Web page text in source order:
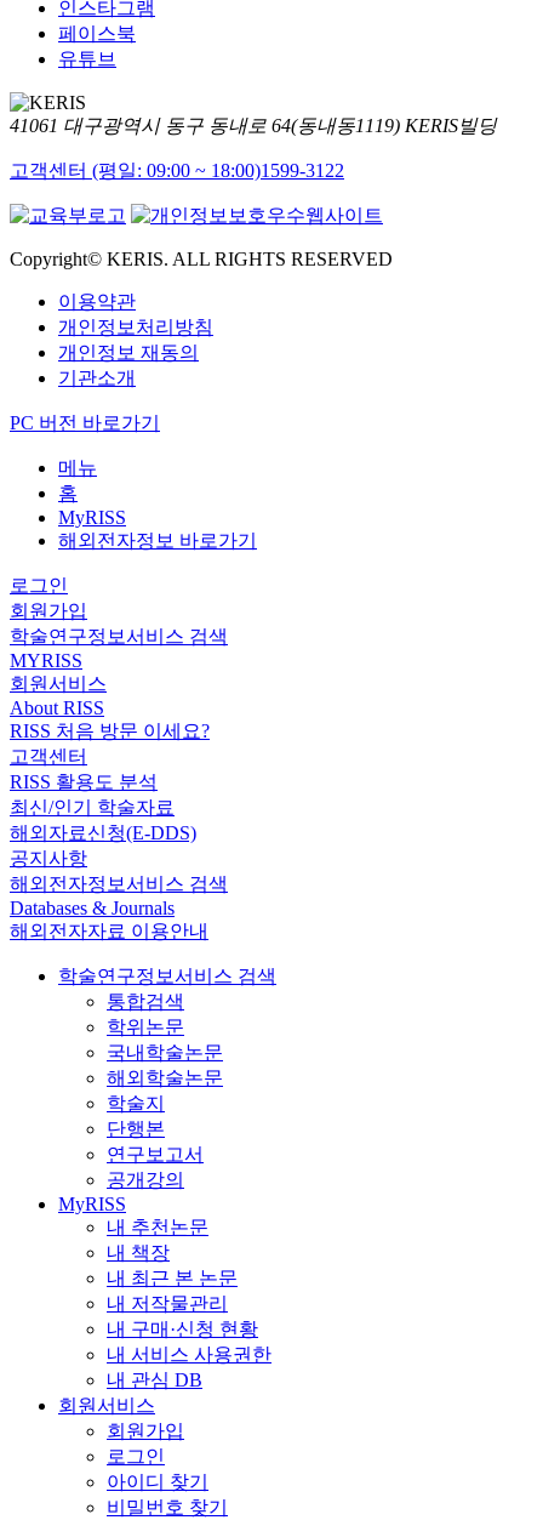
인스타그램
페이스북
유튜브
41061 대구광역시 동구 동내로 64(동내동1119) KERIS빌딩
고객센터 (평일: 09:00 ~ 18:00)1599-3122
Copyright© KERIS. ALL RIGHTS RESERVED
이용약관
개인정보처리방침
개인정보 재동의
기관소개
PC 버전 바로가기
메뉴
홈
MyRISS
해외전자정보 바로가기
로그인
회원가입
학술연구정보서비스 검색
MYRISS
회원서비스
About RISS
RISS 처음 방문 이세요?
고객센터
RISS 활용도 분석
최신/인기 학술자료
해외자료신청(E-DDS)
공지사항
해외전자정보서비스 검색
Databases & Journals
해외전자자료 이용안내
학술연구정보서비스 검색
통합검색
학위논문
국내학술논문
해외학술논문
학술지
단행본
연구보고서
공개강의
MyRISS
내 추천논문
내 책장
내 최근 본 논문
내 저작물관리
내 구매·신청 현황
내 서비스 사용권한
내 관심 DB
회원서비스
회원가입
로그인
아이디 찾기
비밀번호 찾기